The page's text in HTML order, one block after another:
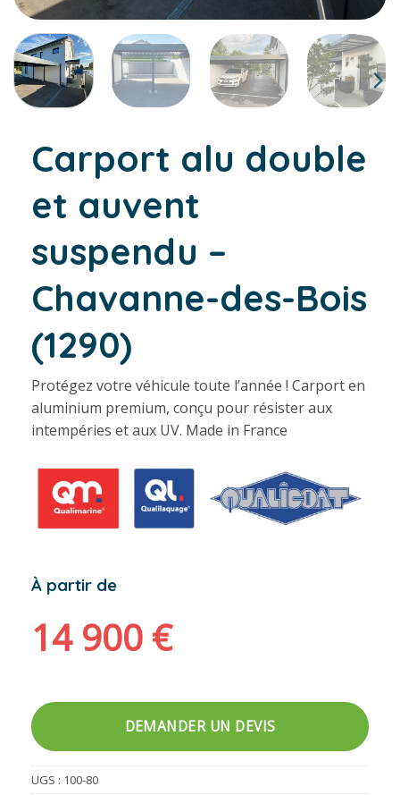
Carport alu double
et auvent
suspendu –
Chavanne-des-Bois
(1290)
Protégez votre véhicule toute l’année ! Carport en
aluminium premium, conçu pour résister aux
intempéries et aux UV. Made in France
À partir de
14 900 €
DEMANDER UN DEVIS
UGS : 100-80